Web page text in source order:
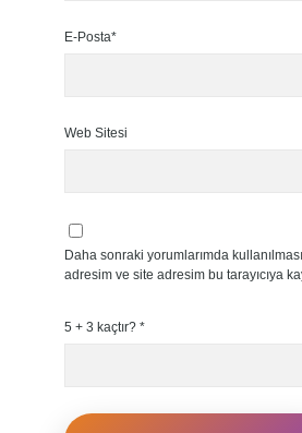
E-Posta*
Web Sitesi
Daha sonraki yorumlarımda
adresim ve site adresim bu tarayıcıya
5 + 3 kaçtır? *